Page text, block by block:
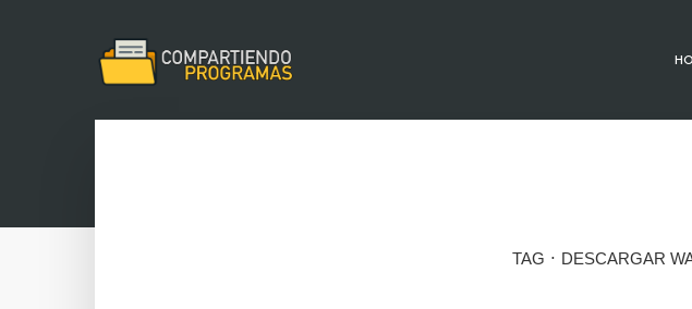
TAG DESCARGAR